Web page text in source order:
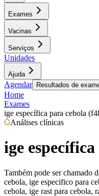
Exames
Vacinas
Serviços
Unidades
Ajuda
Agendar Resultados de
Home
Exames
ige específica para cebola
Análises clínicas
ige
Também pode ser chamado
cebola, ige especifico para
cebola, ige rast para cebola,